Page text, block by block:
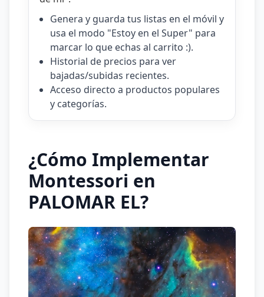
Genera y guarda tus listas en el móvil y
usa el modo "Estoy en el Super" para
marcar lo que echas al carrito :).
Historial de precios para ver
bajadas/subidas recientes.
Acceso directo a productos populares
y categorías.
¿Cómo Implementar
Montessori en
PALOMAR EL?